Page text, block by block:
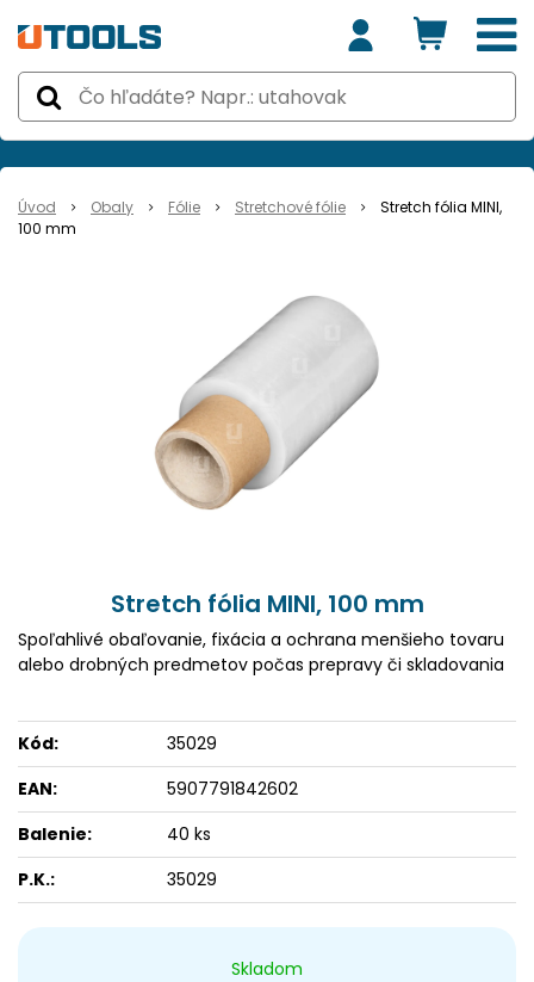
Úvod Obaly Fólie Stretchové fólie
Stretch fólia MINI,
100 mm
Skladom
Stretch fólia MINI, 100 mm
Spoľahlivé obaľovanie, fixácia a ochrana menšieho tovaru
alebo drobných predmetov počas prepravy či skladovania
Kód:
35029
EAN:
5907791842602
Balenie:
40 ks
P.K.:
35029